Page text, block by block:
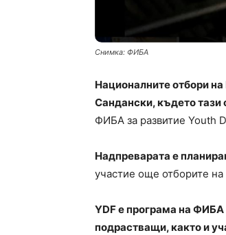
Снимка: ФИБА
Националните отбори
Сандански, където
ФИБА за развитие Youth
Надпреварата е
участие още отборите
YDF е програма на ФИБА
подрастващи, както и